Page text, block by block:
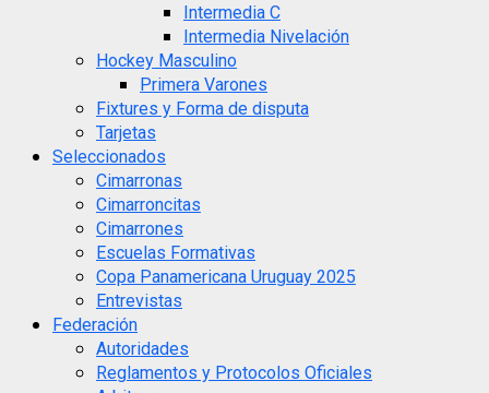
Intermedia C
Intermedia Nivelación
Hockey Masculino
Primera Varones
Fixtures y Forma de disputa
Tarjetas
Seleccionados
Cimarronas
Cimarroncitas
Cimarrones
Escuelas Formativas
Copa Panamericana Uruguay 2025
Entrevistas
Federación
Autoridades
Reglamentos y Protocolos Oficiales